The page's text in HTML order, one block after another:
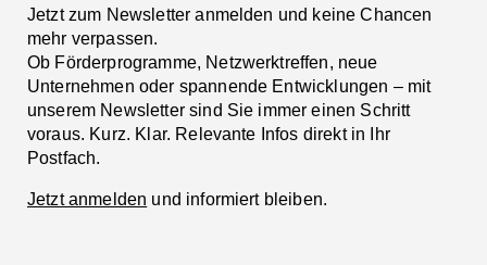
Jetzt zum Newsletter anmelden und keine Chancen
mehr verpassen.
Ob Förderprogramme, Netzwerktreffen, neue
Unternehmen oder spannende Entwicklungen – mit
unserem Newsletter sind Sie immer einen Schritt
voraus. Kurz. Klar. Relevante Infos direkt in Ihr
Postfach.
Jetzt anmelden und informiert bleiben.